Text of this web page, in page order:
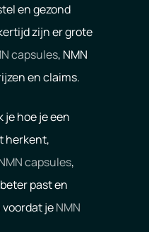
en gezond
zijn er grote
capsules, NMN
en claims.
je hoe je een
herkent,
capsules,
beter past en
jeNMN